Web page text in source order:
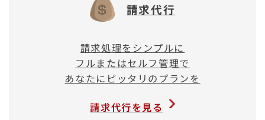
請求代行
請求処理をシンプルに
フルまたはセルフ管理で
あなたにピッタリのプランを
請求代行を見る